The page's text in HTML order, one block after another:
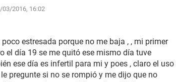
03/2016, 16:02
estresada porque no me baja , , mi primer
el día 19 se me quitó ese mismo día tuve
ese día es infertil para mi y poes , claro el uso
pregunte si no se rompió y me dijo que no